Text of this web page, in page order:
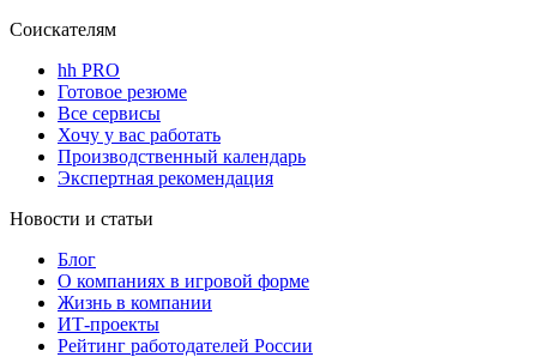
Соискателям
hh PRO
Готовое резюме
Все сервисы
Хочу у вас работать
Производственный календарь
Экспертная рекомендация
Новости и статьи
Блог
О компаниях в игровой форме
Жизнь в компании
ИТ-проекты
Рейтинг работодателей России